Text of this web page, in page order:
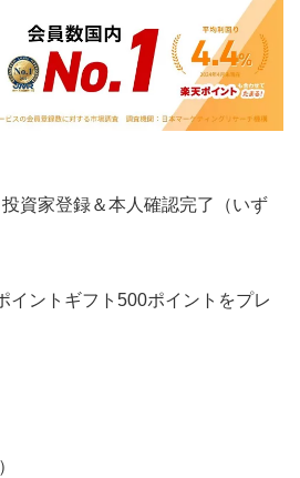
資家登録＆本人確認完了（いず
イントギフト500ポイントをプレ